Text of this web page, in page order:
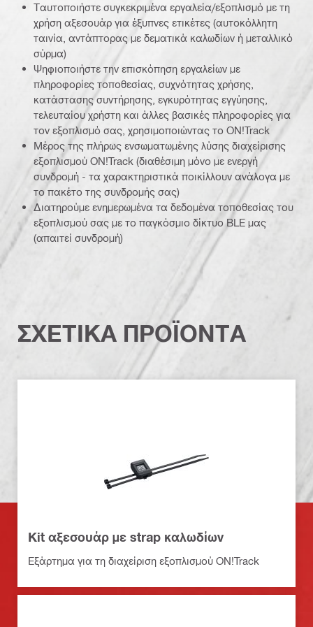
Ταυτοποιήστε συγκεκριμένα εργαλεία/εξοπλισμό με τη
χρήση αξεσουάρ για έξυπνες ετικέτες (αυτοκόλλητη
ταινία, αντάπτορας με δεματικά καλωδίων ή μεταλλικό
σύρμα)
Ψηφιοποιήστε την επισκόπηση εργαλείων με
πληροφορίες τοποθεσίας, συχνότητας χρήσης,
κατάστασης συντήρησης, εγκυρότητας εγγύησης,
τελευταίου χρήστη και άλλες βασικές πληροφορίες για
τον εξοπλισμό σας, χρησιμοποιώντας το ON!Track
Μέρος της πλήρως ενσωματωμένης λύσης διαχείρισης
εξοπλισμού ON!Track (διαθέσιμη μόνο με ενεργή
συνδρομή - τα χαρακτηριστικά ποικίλλουν ανάλογα με
το πακέτο της συνδρομής σας)
Διατηρούμε ενημερωμένα τα δεδομένα τοποθεσίας του
εξοπλισμού σας με το παγκόσμιο δίκτυο BLE μας
(απαιτεί συνδρομή)
ΣΧΕΤΙΚΑ ΠΡΟΪΟΝΤΑ
Kit αξεσουάρ με strap καλωδίων
Εξάρτημα για τη διαχείριση εξοπλισμού ON!Track